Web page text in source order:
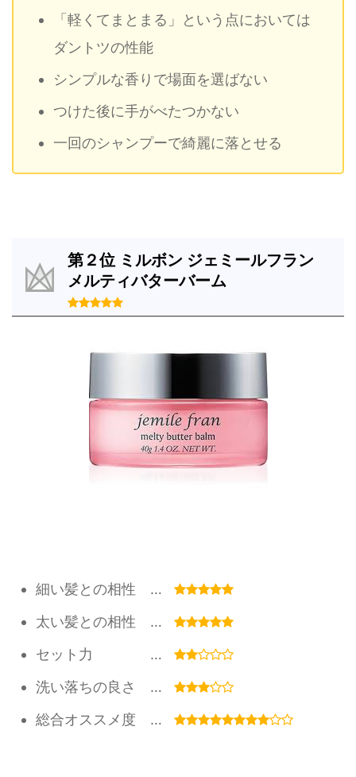
「軽くてまとまる」という点においては
ダントツの性能
シンプルな香りで場面を選ばない
つけた後に手がべたつかない
一回のシャンプーで綺麗に落とせる
第２位 ミルボン ジェミールフラン
メルティバターバーム
細い髪との相性 …
太い髪との相性 …
セット力 …
洗い落ちの良さ …
総合オススメ度 …